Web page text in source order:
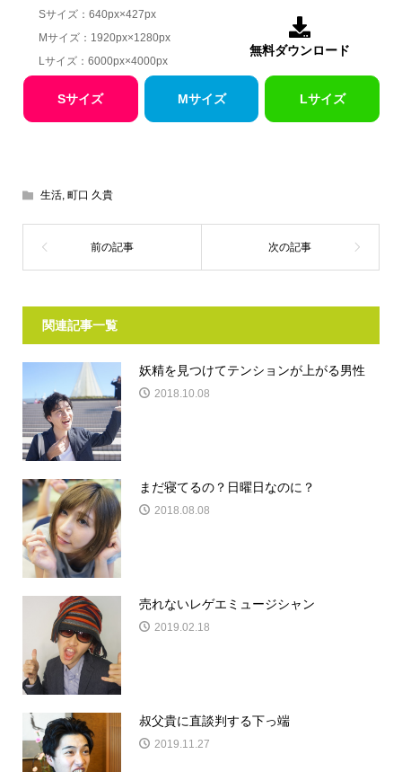
Sサイズ：640px×427px
Mサイズ：1920px×1280px
Lサイズ：6000px×4000px

無料ダウンロード
Sサイズ Mサイズ Lサイズ
生活, 町口 久貴
関連記事一覧
妖精を見つけてテンションが上がる男性
2018.10.08
まだ寝てるの？日曜日なのに？
2018.08.08
売れないレゲエミュージシャン
2019.02.18
叔父貴に直談判する下っ端
2019.11.27